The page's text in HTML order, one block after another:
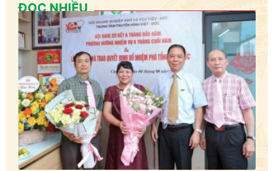
ĐỌC NHIỀU